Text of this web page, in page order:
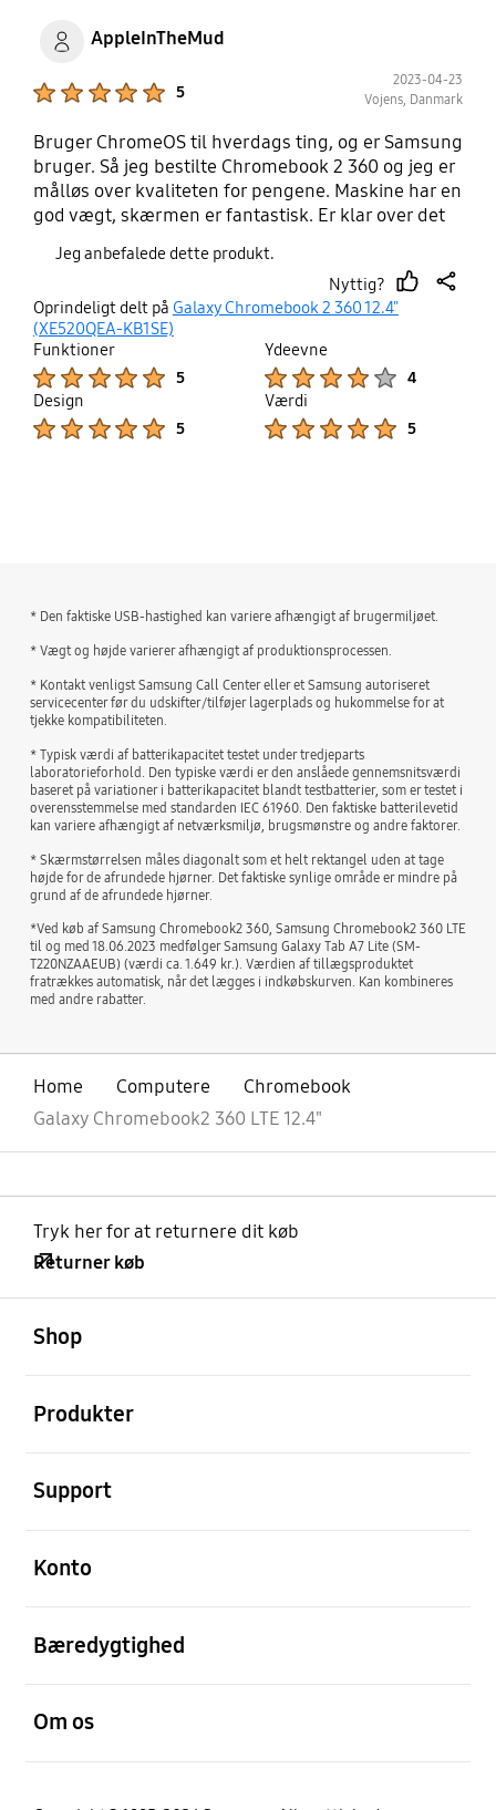
AppleInTheMud
5
2023-04-23
Vojens, Danmark
Bruger ChromeOS til hverdags ting, og er Samsung
bruger. Så jeg bestilte Chromebook 2 360 og jeg er
målløs over kvaliteten for pengene. Maskine har en
god vægt, skærmen er fantastisk. Er klar over det
man heller ikke brug for i ChromeOS, da det meste
er browser baseret. Købte den hos Proshop der
havde et godt tilbud. Har også Galaxy Book S som
er en "luksus" laptop, men denne her er lige så
lækker i design og brug.
Jeg anbefalede dette produkt.
Nyttig?
thumb
Oprindeligt delt på Galaxy Chromebook 2 360 12.4"
(XE520QEA-KB1SE)
Funktioner
5
Ydeevne
4
Design
5
Værdi
5
* Den faktiske USB-hastighed kan variere afhængigt af brugermiljøet.
* Vægt og højde varierer afhængigt af produktionsprocessen.
* Kontakt venligst Samsung Call Center eller et Samsung autoriseret
servicecenter før du udskifter/tilføjer lagerplads og hukommelse for at
tjekke kompatibiliteten.
* Typisk værdi af batterikapacitet testet under tredjeparts
laboratorieforhold. Den typiske værdi er den anslåede gennemsnitsværdi
baseret på variationer i batterikapacitet blandt testbatterier, som er testet i
overensstemmelse med standarden IEC 61960. Den faktiske batterilevetid
kan variere afhængigt af netværksmiljø, brugsmønstre og andre faktorer.
* Skærmstørrelsen måles diagonalt som et helt rektangel uden at tage
højde for de afrundede hjørner. Det faktiske synlige område er mindre på
grund af de afrundede hjørner.
*Ved køb af Samsung Chromebook2 360, Samsung Chromebook2 360 LTE
til og med 18.06.2023 medfølger Samsung Galaxy Tab A7 Lite (SM-
T220NZAAEUB) (værdi ca. 1.649 kr.). Værdien af tillægsproduktet
fratrækkes automatisk, når det lægges i indkøbskurven. Kan kombineres
med andre rabatter.
Home Computere
Chromebook
Galaxy Chromebook2 360 LTE 12.4"
Tryk her for at returnere dit køb
Returner køb
Shop
Produkter
Support
Konto
Bæredygtighed
Om os